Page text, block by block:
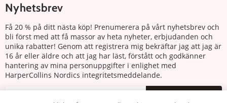
Nyhetsbrev
Få 20 % på ditt nästa köp! Prenumerera på vårt nyhetsbrev och
bli först med att få massor av heta nyheter, erbjudanden och
unika rabatter! Genom att registrera mig bekräftar jag att jag är
16 år eller äldre och att jag har läst, förstått och godkänner
hantering av mina personuppgifter i enlighet med
HarperCollins Nordics integritetsmeddelande.